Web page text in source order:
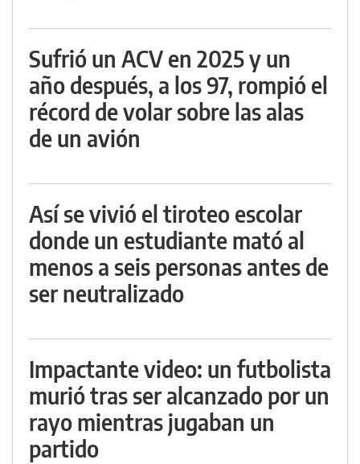
Sufrió un ACV en 2025 y un
año después, a los 97, rompió el
récord de volar sobre las alas
de un avión
Así se vivió el tiroteo escolar
donde un estudiante mató al
menos a seis personas antes de
ser neutralizado
Impactante video: un futbolista
murió tras ser alcanzado por un
rayo mientras jugaban un
partido